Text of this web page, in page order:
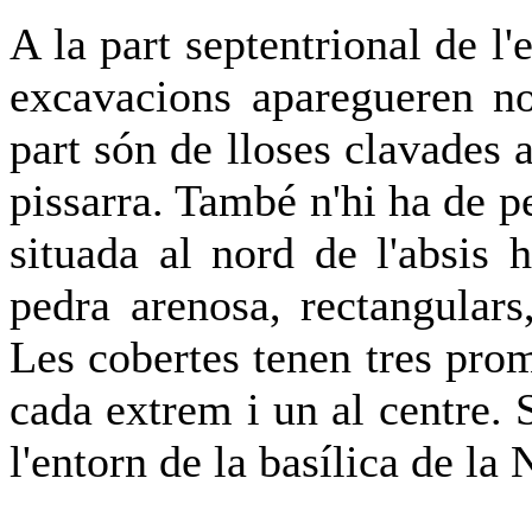
A la part septentrional de
excavacions aparegueren
part són de lloses clavades
pissarra. També n'hi ha de
situada al nord de l'absis
pedra arenosa,
Les cobertes tenen tres
cada extrem i un al centre.
l'entorn de la basílica de la